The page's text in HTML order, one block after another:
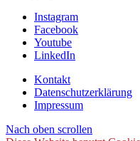
Instagram
Facebook
Youtube
LinkedIn
Kontakt
Datenschutzerklärung
Impressum
Nach oben scrollen